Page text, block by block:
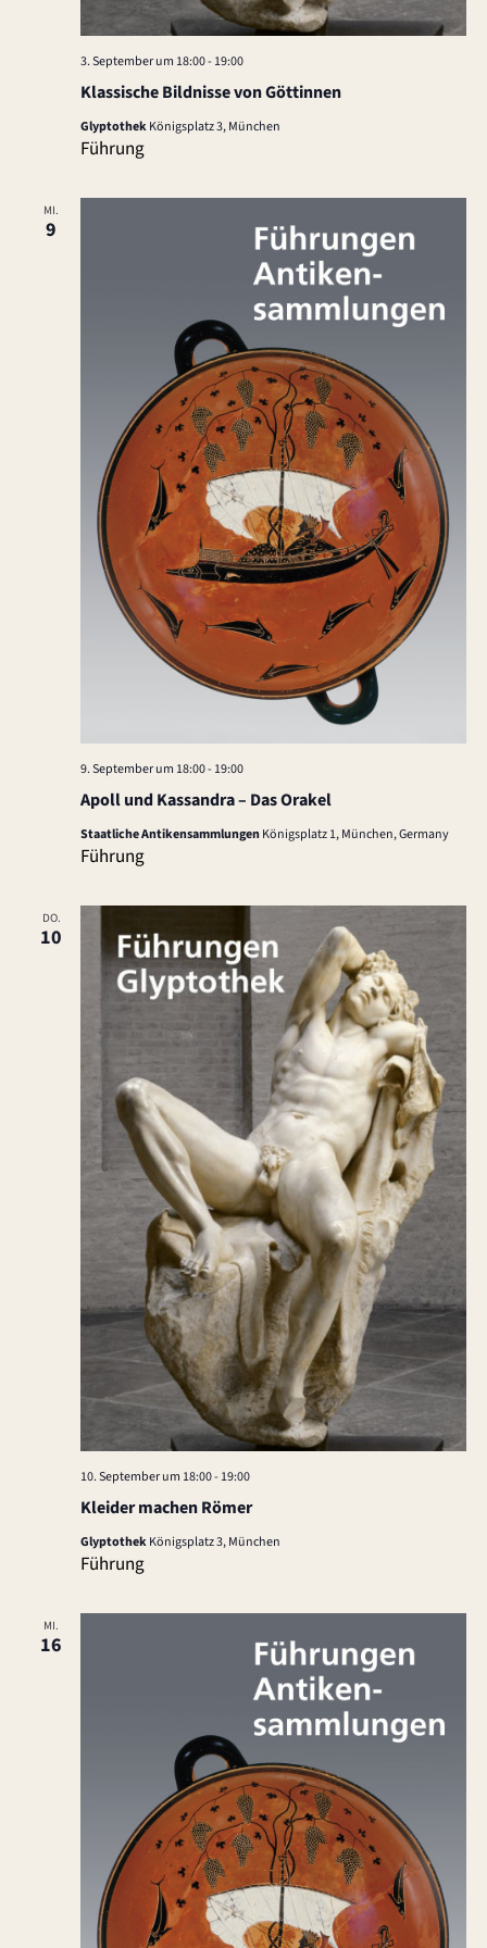
Klassische Bildnisse von Göttinnen
3. September um 18:00- 19:00
GlyptothekKönigsplatz 3, München
Führung
MI.
9
Apoll und Kassandra – Das Orakel
9. September um 18:00- 19:00
Staatliche AntikensammlungenKönigsplatz 1, München, Germany
Führung
DO.
10
Kleider machen Römer
10. September um 18:00- 19:00
GlyptothekKönigsplatz 3, München
Führung
MI.
16